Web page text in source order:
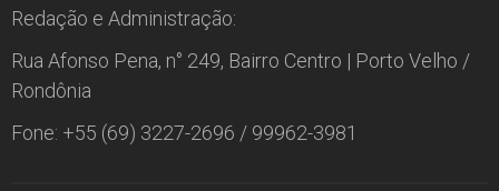
Redação e Administração:
Rua Afonso Pena, n° 249, Bairro Centro | Porto Velho /
Rondônia
Fone: +55 (69) 3227-2696 / 99962-3981